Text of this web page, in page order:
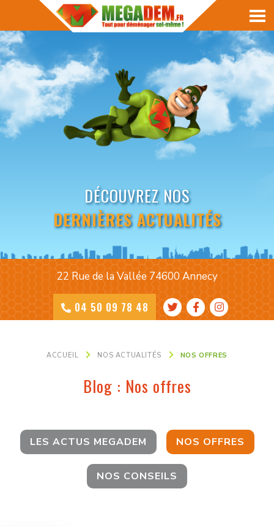
DÉCOUVREZ NOS
DERNIÈRES ACTUALITÉS
22 Rue de la Vallée 74600 Annecy
04 50 09 78 48
ACCUEIL NOS ACTUALITÉS NOS OFFRES
Blog : Nos offres
LES ACTUS MEGADEM NOS OFFRES
NOS CONSEILS